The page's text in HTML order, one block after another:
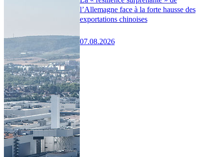
l’Allemagne face à la forte hausse des
exportations chinoises
07.08.2026